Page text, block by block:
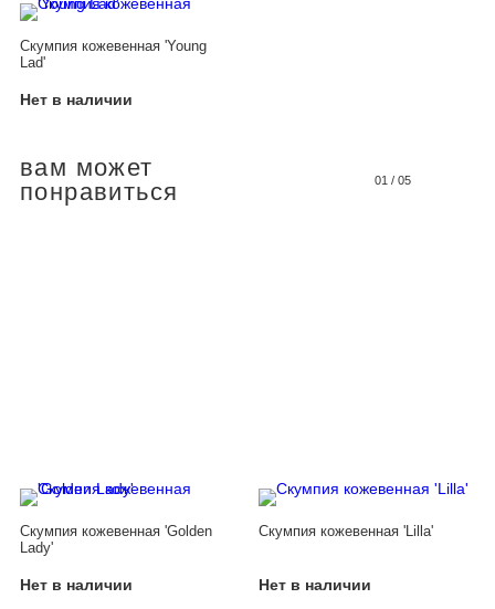
Скумпия кожевенная 'Young
Lad'
Нет в наличии
вам может
понравиться
01 / 05
Скумпия кожевенная 'Golden
Lady'
Нет в наличии
Скумпия кожевенная 'Lilla'
Нет в наличии